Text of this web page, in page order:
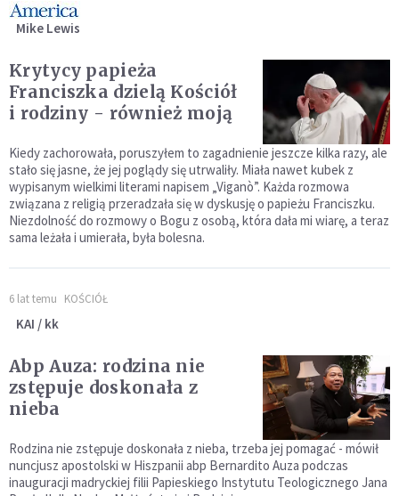
Mike Lewis
Krytycy papieża
Franciszka dzielą Kościół
i rodziny - również moją
Kiedy zachorowała, poruszyłem to zagadnienie jeszcze kilka razy, ale
stało się jasne, że jej poglądy się utrwaliły. Miała nawet kubek z
wypisanym wielkimi literami napisem „Viganò”. Każda rozmowa
związana z religią przeradzała się w dyskusję o papieżu Franciszku.
Niezdolność do rozmowy o Bogu z osobą, która dała mi wiarę, a teraz
sama leżała i umierała, była bolesna.
6 lat temu KOŚCIÓŁ
KAI / kk
Abp Auza: rodzina nie
zstępuje doskonała z
nieba
Rodzina nie zstępuje doskonała z nieba, trzeba jej pomagać - mówił
nuncjusz apostolski w Hiszpanii abp Bernardito Auza podczas
inauguracji madryckiej filii Papieskiego Instytutu Teologicznego Jana